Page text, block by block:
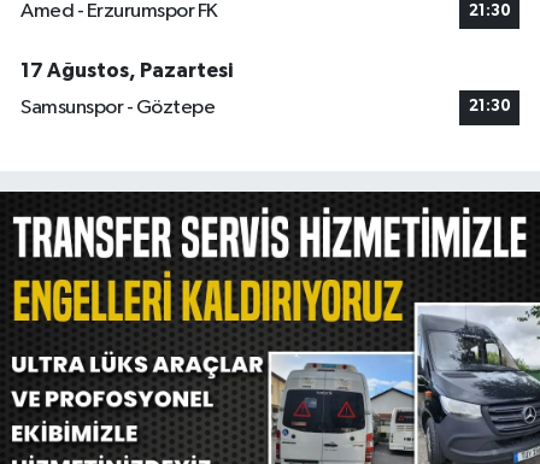
Amed - Erzurumspor FK 21:30
17 Ağustos, Pazartesi
Samsunspor - Göztepe
21:30